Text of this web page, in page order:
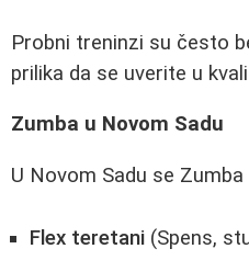
Probni treninzi su često
prilika da se uverite u
Zumba u Novom Sadu
U Novom Sadu se
Flex teretani (Spens,